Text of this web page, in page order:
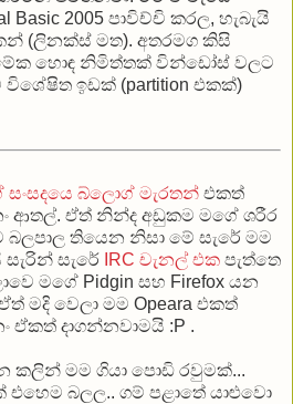
Basic 2005 පාවිච්චි කරල, හැබැයි
(ලිනක්ස් මත). අතරමග කිසි
හොඳ නිමිත්තක් වින්ඩෝස් වලට
විශේෂිත ඉඩක් (partition එකක්)
බ්ලොග් මැරතන් එකත්
ආතල්. ඒත් නින්ද අඩුකම මගේ ශරීර
තියෙන නිසා මේ සැරේ මම
සැරේ IRC චැනල් එක පැත්තෙ
මගේ Pidgin සහ Firefox යන
මදි වෙලා මම Opeara එකත්
ඒකත් දාගන්නවාමයි :P .
කලින් මම ගියා පොඩි රවුමක්...
එහෙම බලල.. ග‌ම් පළාතේ යාළුවො